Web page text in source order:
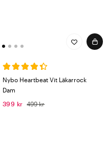
Nybo Heartbeat Vit Läkarrock
Dam
399 kr
499 kr